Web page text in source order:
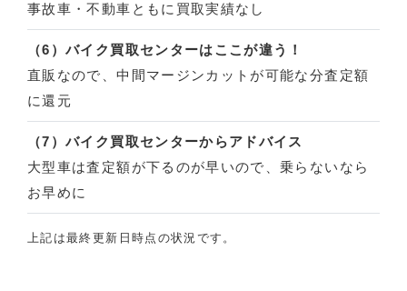
事故車・不動車ともに買取実績なし
（6）バイク買取センターはここが違う！
直販なので、中間マージンカットが可能な分査定額
に還元
（7）バイク買取センターからアドバイス
大型車は査定額が下るのが早いので、乗らないなら
お早めに
上記は最終更新日時点の状況です。